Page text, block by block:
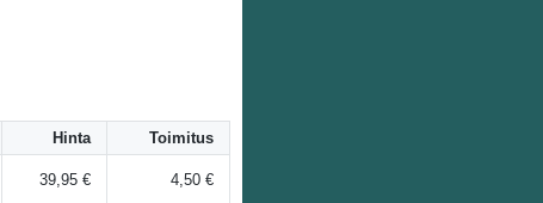
Hinta Toimitus
39,95 € 4,50 €